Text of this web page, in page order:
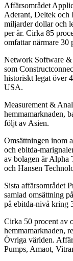
Affärsområdet
Aderant, Deltek och
miljarder dollar och
per år. Cirka 85
omfattar närmare 30
Network Software &
som
historiskt legat över
USA.
Measurement &
hemmamarknaden,
följt av Asien.
Omsättningen inom
och ebitda-
av bolagen är Alpha
och Hansen
Sista affärsområdet
samlad omsättning
på ebitda-nivå kring
Cirka 50 procent av
hemmamarknaden,
Övriga världen.
Pumps, Amaot,